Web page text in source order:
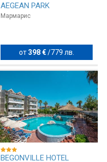
AEGEAN PARK
Мармарис
от398 €/ 779 лв.
BEGONVILLE HOTEL